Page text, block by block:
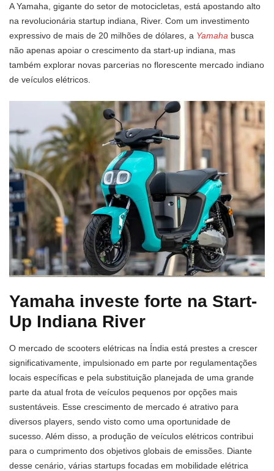
A Yamaha, gigante do setor de motocicletas, está apostando alto
na revolucionária startup indiana, River. Com um investimento
expressivo de mais de 20 milhões de dólares, a Yamaha busca
não apenas apoiar o crescimento da start-up indiana, mas
também explorar novas parcerias no florescente mercado indiano
de veículos elétricos.
Yamaha investe forte na Start-
Up Indiana River
O mercado de scooters elétricas na Índia está prestes a crescer
significativamente, impulsionado em parte por regulamentações
locais específicas e pela substituição planejada de uma grande
parte da atual frota de veículos pequenos por opções mais
sustentáveis. Esse crescimento de mercado é atrativo para
diversos players, sendo visto como uma oportunidade de
sucesso. Além disso, a produção de veículos elétricos contribui
para o cumprimento dos objetivos globais de emissões. Diante
desse cenário, várias startups focadas em mobilidade elétrica